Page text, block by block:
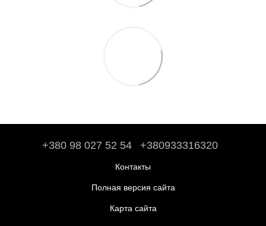
+380 98 027 52 54 +380933316320
Контакты
Полная версия сайта
Карта сайта